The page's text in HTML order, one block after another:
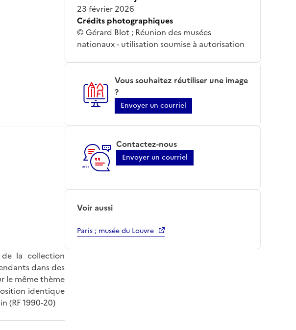
la collection
dans des
le même thème
identique
(RF 1990-20)
23 février 2026
Crédits photographiques
© Gérard Blot ; Réunion des musées
nationaux - utilisation soumise à autorisation
Vous souhaitez réutiliser une image
?
Envoyer un courriel
Contactez-nous
Envoyer un courriel
Voir aussi
Paris ; musée du Louvre